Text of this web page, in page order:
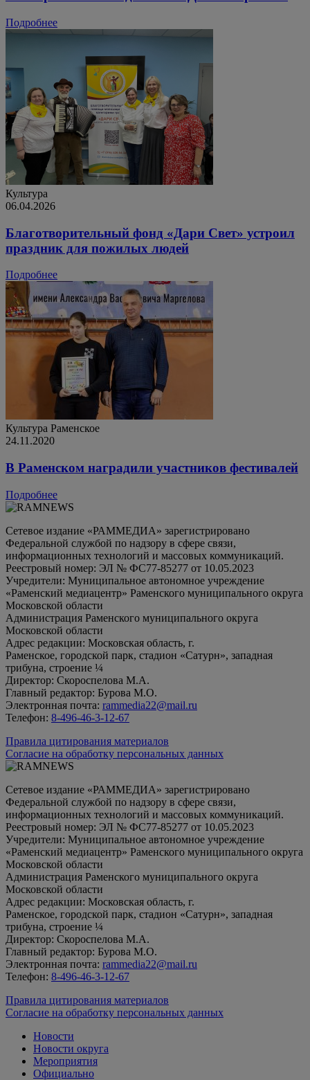
Подробнее
Культура
06.04.2026
Благотворительный фонд «Дари Свет» устроил
праздник для пожилых людей
Подробнее
Культура Раменское
24.11.2020
В Раменском наградили участников фестивалей
Подробнее
Сетевое издание «РАММЕДИА» зарегистрировано
Федеральной службой по надзору в сфере связи,
информационных технологий и массовых коммуникаций.
Реестровый номер: ЭЛ № ФС77-85277 от 10.05.2023
Учредители: Муниципальное автономное учреждение
«Раменский медиацентр» Раменского муниципального округа
Московской области
Администрация Раменского муниципального округа
Московской области
Адрес редакции: Московская область, г.
Раменское, городской парк, стадион «Сатурн», западная
трибуна, строение ¼
Директор: Скороспелова М.А.
Главный редактор: Бурова М.О.
Электронная почта: rammedia22@mail.ru
Телефон: 8-496-46-3-12-67
Правила цитирования материалов
Согласие на обработку персональных данных
Сетевое издание «РАММЕДИА» зарегистрировано
Федеральной службой по надзору в сфере связи,
информационных технологий и массовых коммуникаций.
Реестровый номер: ЭЛ № ФС77-85277 от 10.05.2023
Учредители: Муниципальное автономное учреждение
«Раменский медиацентр» Раменского муниципального округа
Московской области
Администрация Раменского муниципального округа
Московской области
Адрес редакции: Московская область, г.
Раменское, городской парк, стадион «Сатурн», западная
трибуна, строение ¼
Директор: Скороспелова М.А.
Главный редактор: Бурова М.О.
Электронная почта: rammedia22@mail.ru
Телефон: 8-496-46-3-12-67
Правила цитирования материалов
Согласие на обработку персональных данных
Новости
Новости округа
Мероприятия
Официально